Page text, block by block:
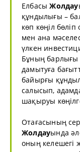
ЕлбасыЖолдау
құндылығы –
көп көңіл
мен ана
үлкен
Бұның барлығы
дамытуға
байырғы
салысып,
шақыруы
Отағасының
Жолдауында
оның келешегі